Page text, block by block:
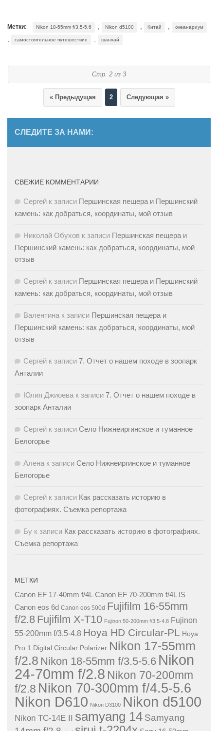
Метки: Nikon 18-55mm f/3.5-5.6 Nikon d5100 Китай океанариум
самостоятельное путешествие шанхай
Стр. 2 из 3
« Предыдущая 2 Следующая »
СЛЕДИТЕ ЗА НАМИ:
СВЕЖИЕ КОММЕНТАРИИ
Сергей к записи Першинская пещера и Першинский
камень: как добраться, координаты, мой отзыв
Николай Обухов к записи Першинская пещера и
Першинский камень: как добраться, координаты, мой
отзыв
Сергей к записи Першинская пещера и Першинский
камень: как добраться, координаты, мой отзыв
Валентина к записи Першинская пещера и
Першинский камень: как добраться, координаты, мой
отзыв
Сергей к записи 7. Отчет о нашем походе в зоопарк
Анталии
Юлия Джиоева к записи 7. Отчет о нашем походе в
зоопарк Анталии
Сергей к записи Село Нижнеиргинское и туманное
Белогорье
Алена к записи Село Нижнеиргинское и туманное
Белогорье
Сергей к записи Как рассказать историю в
фотографиях. Съемка репортажа
Бу к записи Как рассказать историю в фотографиях.
Съемка репортажа
МЕТКИ
Canon EF 17-40mm f/4L Canon EF 70-200mm f/4L IS
Canon eos 6d Canon eos 500d Fujifilm 16-55mm
f/2.8 Fujifilm X-T10 Fujinon 50-200mm f/3.5-4.8 Fujinon
55-200mm f/3.5-4.8 Hoya HD Circular-PL Hoya
Pro 1 Digital Circular Polarizer Nikon 17-55mm
f/2.8 Nikon 18-55mm f/3.5-5.6 Nikon
24-70mm f/2.8 Nikon 70-200mm
f/2.8 Nikon 70-300mm f/4.5-5.6
Nikon D610 Nikon D3100 Nikon d5100
Nikon TC-14E II samyang 14 Samyang